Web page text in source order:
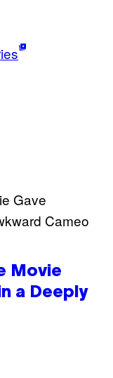
Movie
a Deeply